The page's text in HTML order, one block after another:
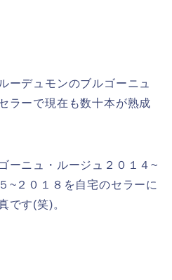
ーデュモンのブルゴーニュ
ラーで現在も数十本が熟成
ーニュ・ルージュ２０１４~
~２０１８を自宅のセラーに
です(笑)。